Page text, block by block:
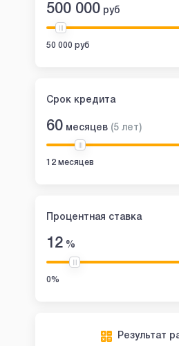
500 000 руб
50 000 руб
Срок кредита
60 месяцев (5 лет)
12 месяцев
Процентная ставка
12%
0%
Результат